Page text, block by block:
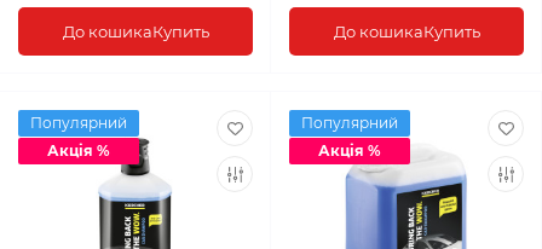
До кошикаКупить До кошикаКупить
Популярний
Акція %
Популярний
Акція %